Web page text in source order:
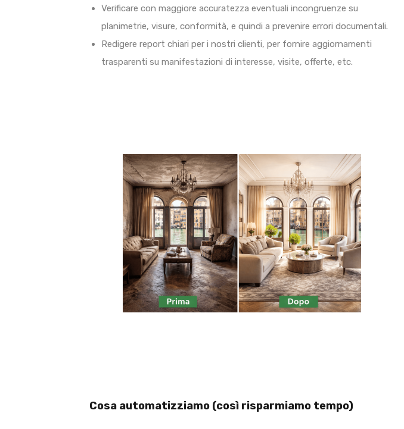
Verificare con maggiore accuratezza eventuali incongruenze su
planimetrie, visure, conformità, e quindi a prevenire errori documentali.
Redigere report chiari per i nostri clienti, per fornire aggiornamenti
trasparenti su manifestazioni di interesse, visite, offerte, etc.
Cosa automatizziamo (così risparmiamo tempo)